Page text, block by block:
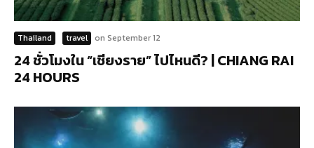
Thailand travel on September 12
24 ชั่วโมงใน “เชียงราย” ไปไหนดี? | CHIANG RAI
24 HOURS